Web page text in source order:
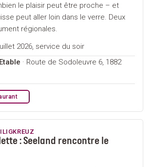
le plaisir peut être proche – et
peut aller loin dans le verre. Deux
régionales.
2026, service du soir
· Route de Sodoleuvre 6, 1882
: Seeland rencontre le